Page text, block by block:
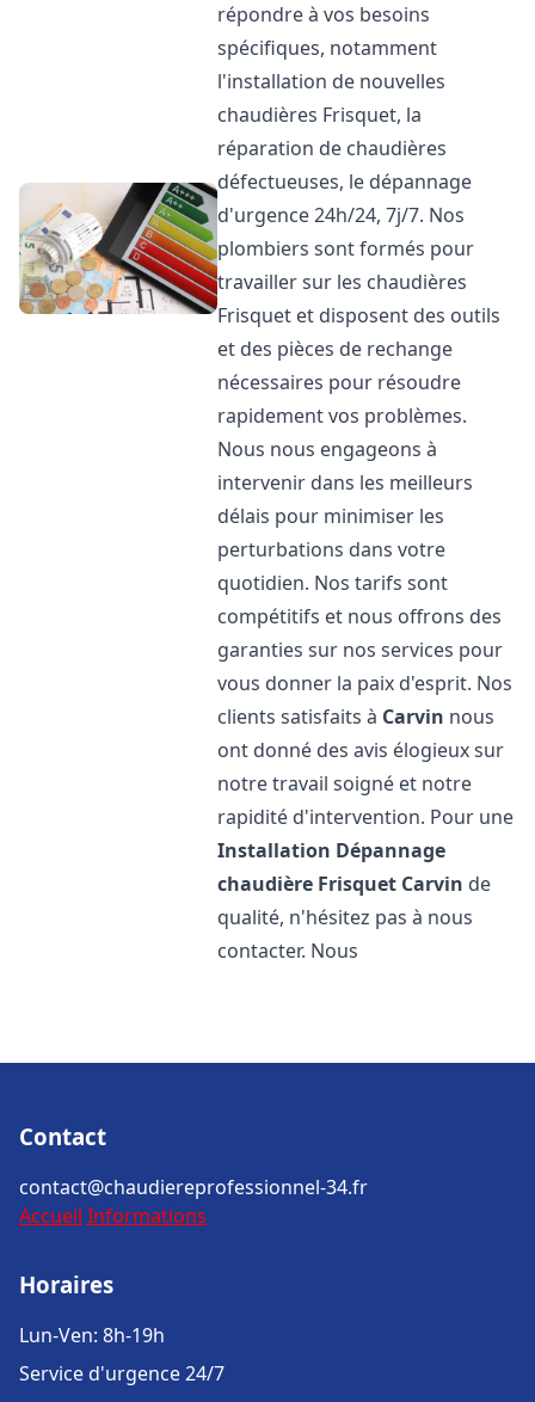
répondre à vos besoins
spécifiques, notamment
l'installation de nouvelles
chaudières Frisquet, la
réparation de chaudières
défectueuses, le dépannage
d'urgence 24h/24, 7j/7. Nos
plombiers sont formés pour
travailler sur les chaudières
Frisquet et disposent des outils
et des pièces de rechange
nécessaires pour résoudre
rapidement vos problèmes.
Nous nous engageons à
intervenir dans les meilleurs
délais pour minimiser les
perturbations dans votre
quotidien. Nos tarifs sont
compétitifs et nous offrons des
garanties sur nos services pour
vous donner la paix d'esprit. Nos
clients satisfaits à Carvin nous
ont donné des avis élogieux sur
notre travail soigné et notre
rapidité d'intervention. Pour une
Installation Dépannage
chaudière Frisquet Carvin de
qualité, n'hésitez pas à nous
contacter. Nous
Contact
contact@chaudiereprofessionnel-34.fr
Accueil Informations
Horaires
Lun-Ven: 8h-19h
Service d'urgence 24/7